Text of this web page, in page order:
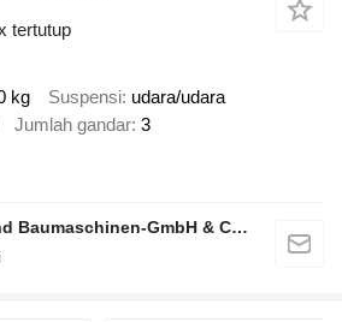
tertutup
kg Suspensi udara/udara
Jumlah gandar 3
alga Nutzfahrzeug- und Baumaschinen-GmbH & Co. KG